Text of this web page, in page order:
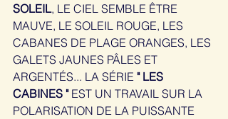
SOLEIL, LE CIEL SEMBLE ÊTRE
MAUVE, LE SOLEIL ROUGE, LES
CABANES DE PLAGE ORANGES, LES
GALETS JAUNES PÂLES ET
ARGENTÉS... LA SÉRIE " LES
CABINES " EST UN TRAVAIL SUR LA
POLARISATION DE LA PUISSANTE